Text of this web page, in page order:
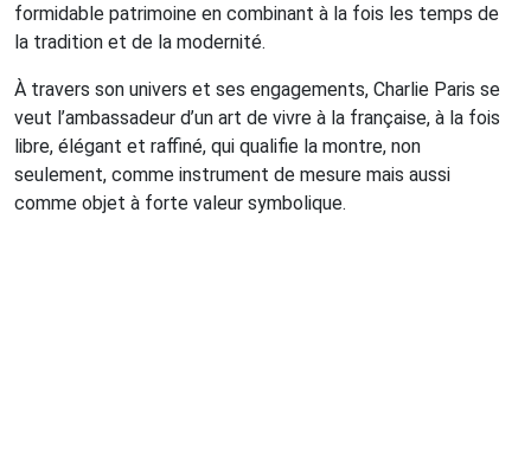
formidable patrimoine en combinant à la fois les temps de
la tradition et de la modernité.
À travers son univers et ses engagements, Charlie Paris se
veut l’ambassadeur d’un art de vivre à la française, à la fois
libre, élégant et raffiné, qui qualifie la montre, non
seulement, comme instrument de mesure mais aussi
comme objet à forte valeur symbolique.